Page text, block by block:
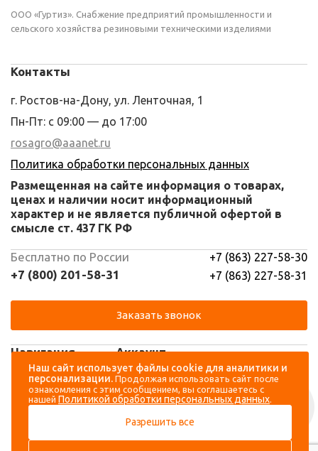
ООО «Гуртиз». Снабжение предприятий промышленности и
сельского хозяйства резиновыми техническими изделиями
Навигация
Каталог
О компании
Доставка и оплата
Аккаунт
Вход
Регистрация
Контакты
г. Ростов-на-Дону, ул. Ленточная, 1
Пн-Пт: с 09:00 — до 17:00
rosagro@aaanet.ru
Политика обработки персональных данных
Размещенная на сайте информация о товарах,
ценах и наличии носит информационный
характер и не является публичной офертой в
смысле ст. 437 ГК РФ
Бесплатно по России
+7 (800) 201-58-31
+7 (863) 227-58-30
+7 (863) 227-58-31
Заказать звонок
Наш сайт использует файлы cookie для аналитики и
персонализации. Продолжая использовать сайт после
ознакомления с этим сообщением, вы соглашаетесь с
нашей Политикой обработки персональных данных.
Разрешить все